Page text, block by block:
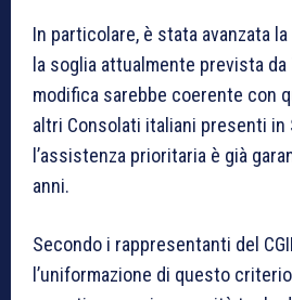
In particolare, è stata avanzata
la soglia attualmente prevista da
modifica sarebbe coerente con
altri Consolati italiani presenti in
l’assistenza prioritaria è già
anni.
Secondo i rappresentanti del
l’uniformazione di questo